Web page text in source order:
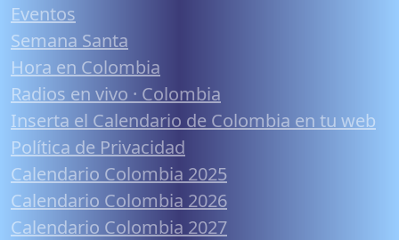
Eventos
Semana Santa
Hora en Colombia
Radios en vivo · Colombia
Inserta el Calendario de Colombia en tu web
Política de Privacidad
Calendario Colombia 2025
Calendario Colombia 2026
Calendario Colombia 2027